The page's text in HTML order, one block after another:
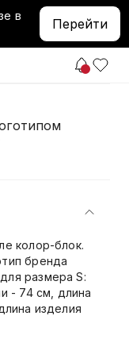
в
Перейти
колор-блок.
бренда
размера S:
- 74 см, длина
изделия